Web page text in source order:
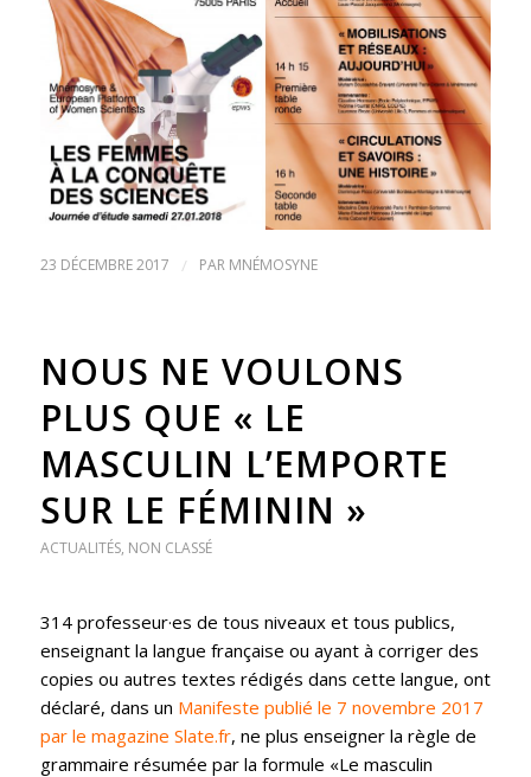
23 DÉCEMBRE 2017 / PAR MNÉMOSYNE
NOUS NE VOULONS
PLUS QUE « LE
MASCULIN L’EMPORTE
SUR LE FÉMININ »
ACTUALITÉS, NON CLASSÉ
314 professeur·es de tous niveaux et tous publics,
enseignant la langue française ou ayant à corriger des
copies ou autres textes rédigés dans cette langue, ont
déclaré, dans un Manifeste publié le 7 novembre 2017
par le magazine Slate.fr, ne plus enseigner la règle de
grammaire résumée par la formule «Le masculin